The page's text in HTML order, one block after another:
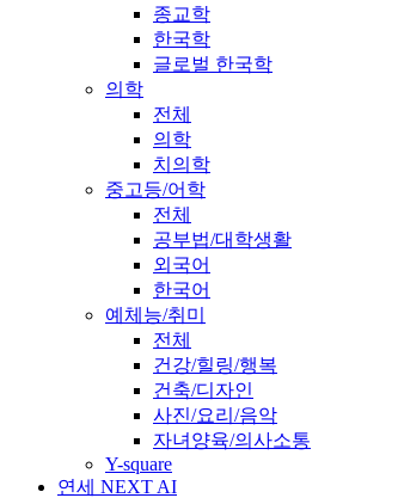
종교학
한국학
글로벌 한국학
의학
전체
의학
치의학
중고등/어학
전체
공부법/대학생활
외국어
한국어
예체능/취미
전체
건강/힐링/행복
건축/디자인
사진/요리/음악
자녀양육/의사소통
Y-square
연세 NEXT AI